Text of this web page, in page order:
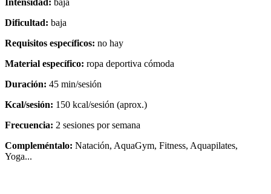
Intensidad: baja
Dificultad: baja
Requisitos específicos: no hay
Material específico: ropa deportiva cómoda
Duración: 45 min/sesión
Kcal/sesión: 150 kcal/sesión (aprox.)
Frecuencia: 2 sesiones por semana
Compleméntalo: Natación, AquaGym, Fitness, Aquapilates,
Yoga...